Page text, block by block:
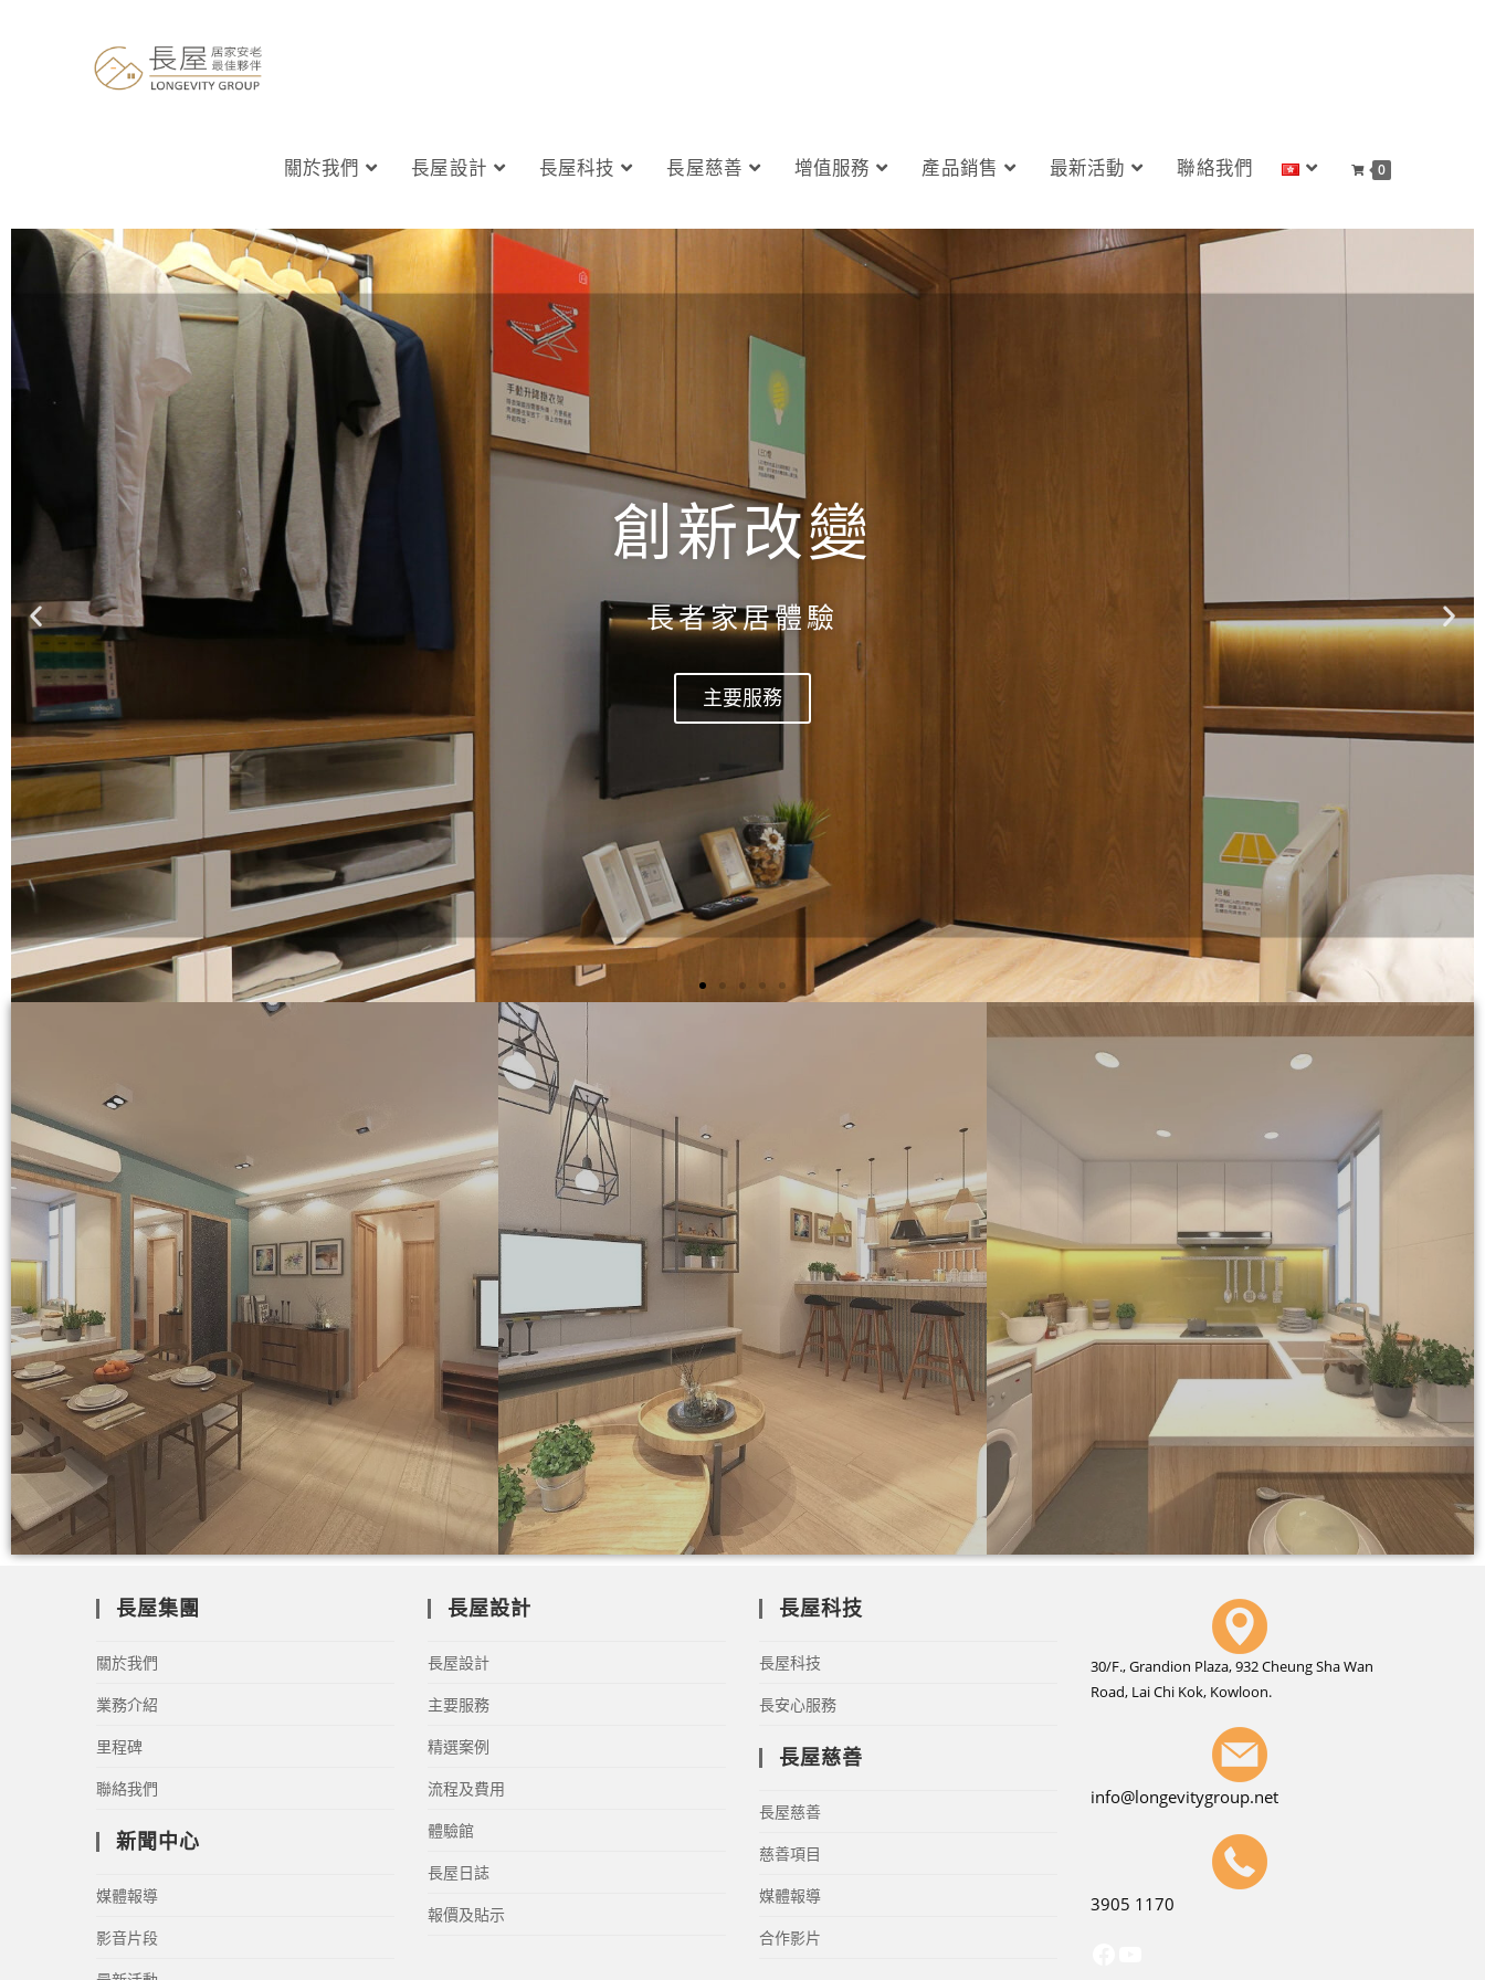
關於我們 長屋設計 長屋科技 長屋慈善 增值服務 產品銷售 最新活動 聯絡我們 0
長屋集團
關於我們
業務介紹
里程碑
聯絡我們
新聞中心
媒體報導
影音片段
長屋設計
長屋設計
主要服務
精選案例
流程及費用
體驗館
長屋日誌
報價及貼示
長屋科技
長屋科技
長安心服務
長屋慈善
長屋慈善
慈善項目
媒體報導
合作影片
30/F., Grandion Plaza, 932 Cheung Sha Wan
Road, Lai Chi Kok, Kowloon.
info@longevitygroup.net
3905 1170